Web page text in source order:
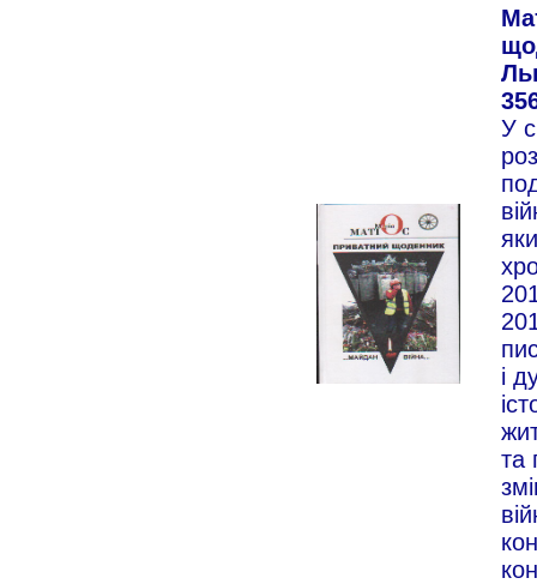
У
і
та